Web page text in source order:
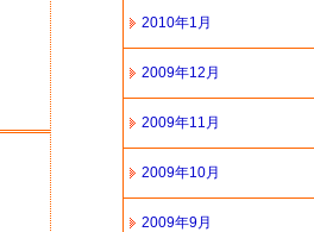
2010年1月
2009年12月
2009年11月
2009年10月
2009年9月